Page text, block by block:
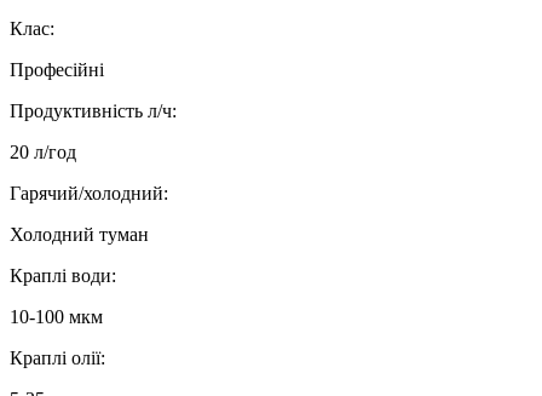
Клас:
Професійні
Продуктивність л/ч:
20 л/год
Гарячий/холодний:
Холодний туман
Краплі води:
10-100 мкм
Краплі олії: